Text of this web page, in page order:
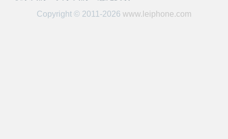
Copyright © 2011-2026 www.leiphone.com